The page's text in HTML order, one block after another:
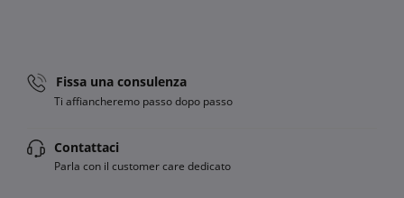
Fissa una consulenza
Ti affiancheremo passo dopo passo
Contattaci
Parla con il customer care dedicato